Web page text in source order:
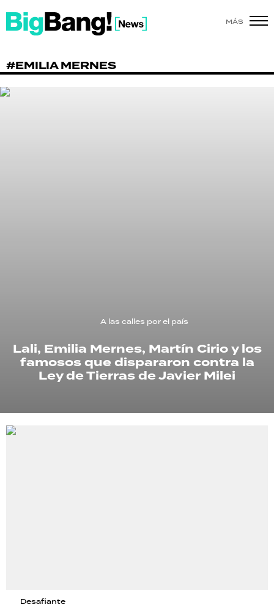
MÁS
#EMILIA MERNES
A las calles por el país
Lali, Emilia Mernes, Martín Cirio y los
famosos que dispararon contra la
Ley de Tierras de Javier Milei
Desafiante
SHOW
POLÍTICA
RECETAS
PALABRAS